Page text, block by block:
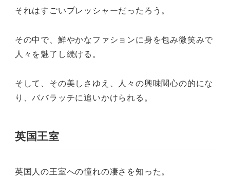
それはすごいプレッシャーだったろう。
その中で、鮮やかなファションに身を包み微笑みで
人々を魅了し続ける。
そして、その美しさゆえ、人々の興味関心の的にな
り、ババラッチに追いかけられる。
英国王室
英国人の王室への憧れの凄さを知った。